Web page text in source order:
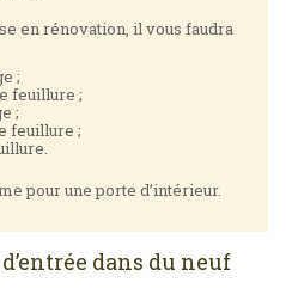
en rénovation, il vous faudra
;
feuillure ;
;
feuillure ;
pour une porte d’intérieur.
dans du neuf